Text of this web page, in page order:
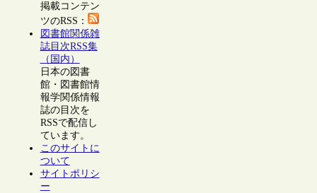
掲載コンテン
ツのRSS：
図書館関係雑
誌目次RSS集
（国内）
日本の図書
館・図書館情
報学関係情報
誌の目次を
RSSで配信し
ています。
このサイトに
ついて
サイトポリシ
ー